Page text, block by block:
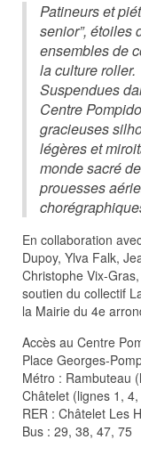
Patineurs et
senior”, étoiles
ensembles de
la culture roller.
Suspendues
Centre
gracieuses
légères et
monde sacré
prouesses
En collaboration
Dupoy, Ylva Falk,
Christophe Vix-
soutien du collectif
la Mairie du 4e
Accès au Centre
Place Georges-
Métro : Rambuteau
Châtelet (lignes 1,
RER : Châtelet Les
Bus : 29, 38, 47, 75